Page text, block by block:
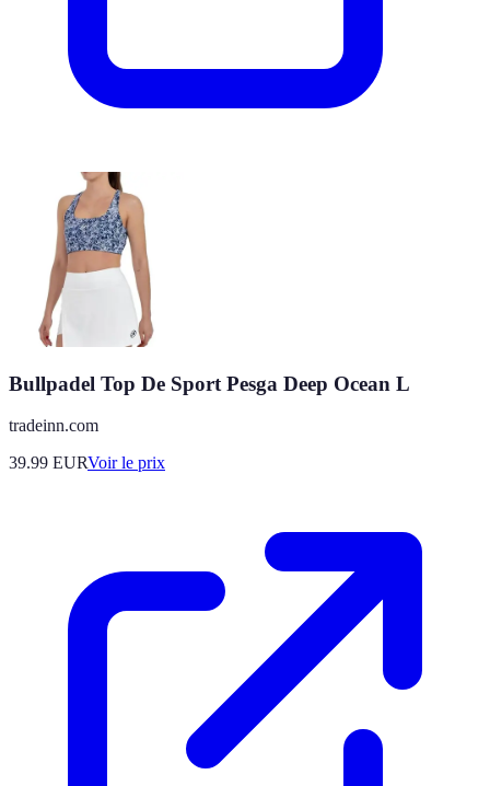
Bullpadel Top De Sport Pesga Deep Ocean L
tradeinn.com
39.99 EURVoir le prix